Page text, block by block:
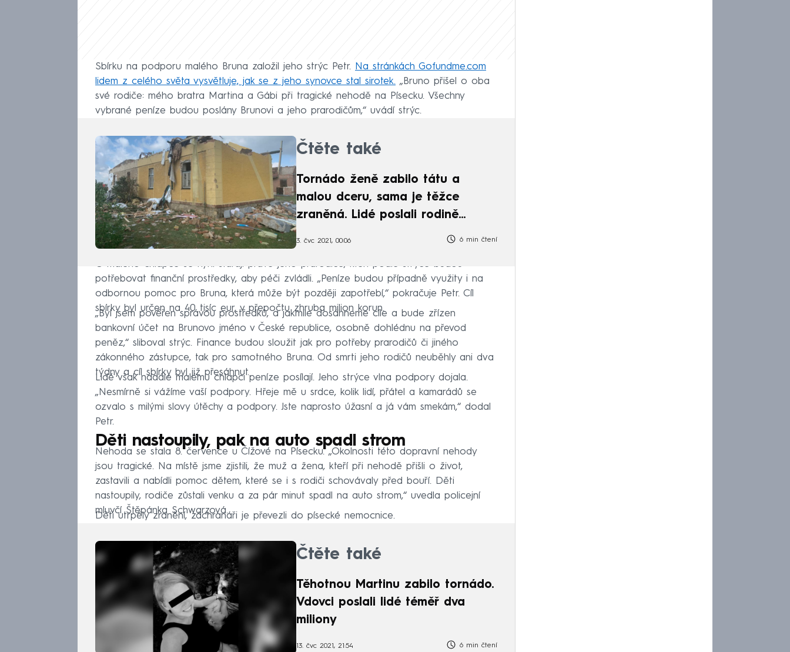
Sbírku na podporu malého Bruna založil jeho strýc Petr. Na stránkách Gofundme.com
lidem z celého světa vysvětluje, jak se z jeho synovce stal sirotek. „Bruno přišel o oba
své rodiče: mého bratra Martina a Gábi při tragické nehodě na Písecku. Všechny
vybrané peníze budou poslány Brunovi a jeho prarodičům,“ uvádí strýc.
Čtěte také
Tornádo ženě zabilo tátu a
malou dceru, sama je těžce
zraněná. Lidé poslali rodině
3. čvc 2021, 00:06 6 min čtení
O malého chlapce se nyní starají právě jeho prarodiče, kteří podle strýce budou
potřebovat finanční prostředky, aby péči zvládli. „Peníze budou případně využity i na
odbornou pomoc pro Bruna, která může být později zapotřebí,“ pokračuje Petr. Cíl
sbírky byl určen na 40 tisíc eur, v přepočtu zhruba milion korun.
„Byl jsem pověřen správou prostředků, a jakmile dosáhneme cíle a bude zřízen
bankovní účet na Brunovo jméno v České republice, osobně dohlédnu na převod
peněz,“ sliboval strýc. Finance budou sloužit jak pro potřeby prarodičů či jiného
zákonného zástupce, tak pro samotného Bruna. Od smrti jeho rodičů neuběhly ani dva
týdny a cíl sbírky byl již přesáhnut.
Lidé však nadále malému chlapci peníze posílají. Jeho strýce vlna podpory dojala.
„Nesmírně si vážíme vaší podpory. Hřeje mě u srdce, kolik lidí, přátel a kamarádů se
ozvalo s milými slovy útěchy a podpory. Jste naprosto úžasní a já vám smekám,“ dodal
Petr.
Děti nastoupily, pak na auto spadl strom
Nehoda se stala 8. července u Čížové na Písecku. „Okolnosti této dopravní nehody
jsou tragické. Na místě jsme zjistili, že muž a žena, kteří při nehodě přišli o život,
zastavili a nabídli pomoc dětem, které se i s rodiči schovávaly před bouří. Děti
nastoupily, rodiče zůstali venku a za pár minut spadl na auto strom,“ uvedla policejní
mluvčí Štěpánka Schwarzová.
Děti utrpěly zranění, záchranáři je převezli do písecké nemocnice.
Čtěte také
Těhotnou Martinu zabilo tornádo.
Vdovci poslali lidé téměř dva
miliony
13. čvc 2021, 21:54 6 min čtení